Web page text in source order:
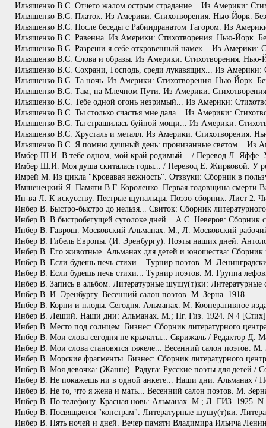
Ильяшенко В.С. Отчего жалом острым страдание... Из Америки:
Ильяшенко В.С. Платок. Из Америки: Стихотворения. Нью-Йорк. Без
Ильяшенко В.С. После беседы с Рабиндранатом Тагором. Из
Ильяшенко В.С. Равенна. Из Америки: Стихотворения. Нью-Йорк.
Ильяшенко В.С. Разреши я себе откровенный намек... Из Америки:
Ильяшенко В.С. Слова и образы. Из Америки: Стихотворения. Нью-
Ильяшенко В.С. Сохрани, Господь, среди лукавящих... Из Америки:
Ильяшенко В.С. Та ночь. Из Америки: Стихотворения. Нью-Йорк. Без
Ильяшенко В.С. Там, на Млечном Пути. Из Америки:
Ильяшенко В.С. Тебе одной огонь незримый... Из Америки:
Ильяшенко В.С. Ты столько счастья мне дала... Из Америки:
Ильяшенко В.С. Ты страшилась буйной мощи... Из Америки:
Ильяшенко В.С. Хрусталь и металл. Из Америки: Стихотворения.
Ильяшенко В.С. Я помню душный день: пронизанные светом... Из
Имбер Ш.И. В тебе одном, мой край родимый... / Перевод Л. Яффе. У
Имбер Ш.И. Моя душа скиталась годы... / Перевод Е. Жирковой. У
Имрей М. Из цикла "Кровавая нежность". Отзвуки: Сборник в
Имшенецкий Я. Памяти В.Г. Короленко. Первая годовщина смерти
Ин-ва Л. К искусству. Пестрые щупальцы: Поэзо-сборник. Лист 2.
Инбер В. Быстро-быстро до нельзя... Свиток: Сборник
Инбер В. В быстробегущей сутолоке дней... А.С. Неверов:
Инбер В. Гаврош. Московский Альманах. М.; Л. Московский
Инбер В. Гибель Европы: (И. Эренбургу). Поэты наших дней:
Инбер В. Его животные. Альманах для детей и юношества:
Инбер В. Если будешь печь стихи... Турнир поэтов. М.
Инбер В. Если будешь печь стихи... Турнир поэтов. М. Группа
Инбер В. Запись в альбом. Литературные шушу(т)ки:
Инбер В. И. Эренбургу. Весенний салон поэтов. М. Зерна. 1918
Инбер В. Корни и плоды. Сегодня: Альманах. М. Кооперативное
Инбер В. Леший. Наши дни: Альманах. М.; Пг. Гиз. 1924. N 4 [Стих]
Инбер В. Место под солнцем. Бизнес: Сборник литературного
Инбер В. Мои слова сегодня не крылаты... Скрижаль / Редактор Д.
Инбер В. Мои слова становятся тяжеле... Весенний салон поэтов. М.
Инбер В. Морские фрагменты. Бизнес: Сборник литературного
Инбер В. Моя девочка: (Жанне). Радуга: Русские поэты для детей /
Инбер В. Не покажешь ни в одной анкете... Наши дни: Альманах /
Инбер В. Не то, что я жена и мать... Весенний салон поэтов. М.
Инбер В. По телефону. Красная новь: Альманах. М.; Л. ГИЗ. 1925. N
Инбер В. Посвящается "констрам". Литературные шушу(т)ки:
Инбер В. Пять ночей и дней. Вечер памяти Владимира Ильича